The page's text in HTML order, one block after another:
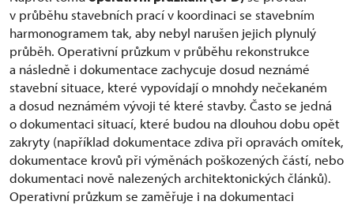
v průběhu stavebních prací v koordinaci se stavebním
harmonogramem tak, aby nebyl narušen jejich plynulý
průběh. Operativní průzkum v průběhu rekonstrukce
a následně i dokumentace zachycuje dosud neznámé
stavební situace, které vypovídají o mnohdy nečekaném
a dosud neznámém vývoji té které stavby. Často se jedná
o dokumentaci situací, které budou na dlouhou dobu opět
zakryty (například dokumentace zdiva při opravách omítek,
dokumentace krovů při výměnách poškozených částí, nebo
dokumentaci nově nalezených architektonických článků).
Operativní průzkum se zaměřuje i na dokumentaci